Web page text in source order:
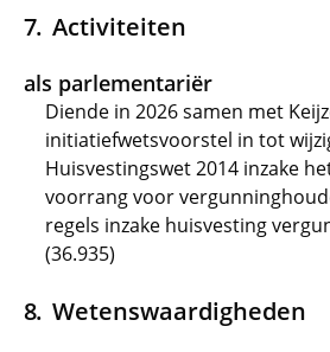
Activiteiten
als parlementariër
Diende in 2026 samen met
initiatiefwetsvoorstel in tot
Huisvestingswet 2014 inzake
voorrang voor
regels inzake huisvesting
(36.935)
Wetenswaardigheden